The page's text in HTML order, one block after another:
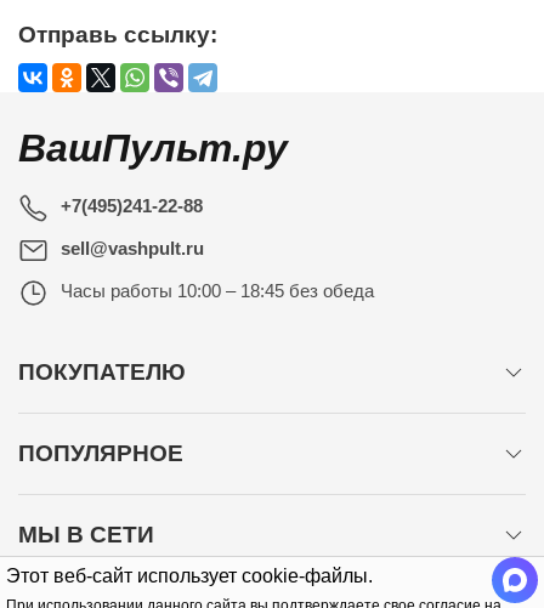
Этот веб-сайт использует cookie-файлы.
Отправь ссылку:
ВашПульт.ру
+7(495)241-22-88
sell@vashpult.ru
Часы работы 10:00 – 18:45 без обеда
ПОКУПАТЕЛЮ
ПОПУЛЯРНОЕ
МЫ В СЕТИ